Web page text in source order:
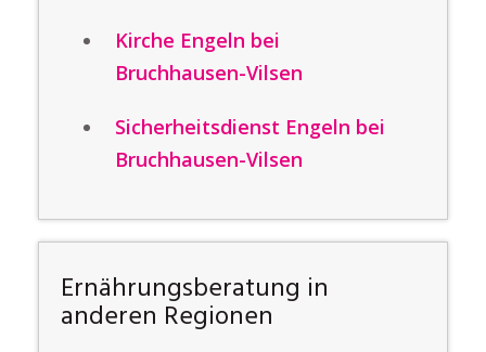
Kirche Engeln bei
Bruchhausen-Vilsen
Sicherheitsdienst Engeln bei
Bruchhausen-Vilsen
Ernährungsberatung in
anderen Regionen